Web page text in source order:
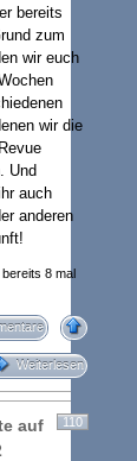
bereits
zum
wir euch
wir die
Und
auch
anderen
8 mal
Weiterlesen
110
auf